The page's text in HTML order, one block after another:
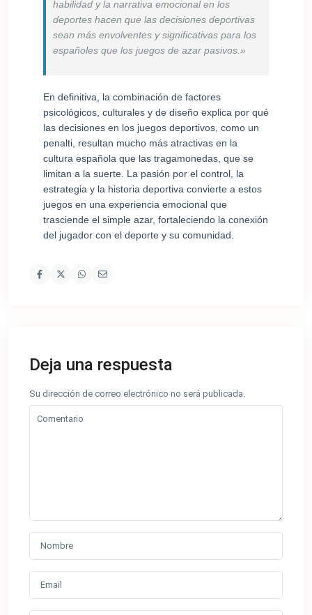
habilidad y la narrativa emocional en los
deportes hacen que las decisiones deportivas
sean más envolventes y significativas para los
españoles que los juegos de azar pasivos.»
En definitiva, la combinación de factores
psicológicos, culturales y de diseño explica por qué
las decisiones en los juegos deportivos, como un
penalti, resultan mucho más atractivas en la
cultura española que las tragamonedas, que se
limitan a la suerte. La pasión por el control, la
estrategia y la historia deportiva convierte a estos
juegos en una experiencia emocional que
trasciende el simple azar, fortaleciendo la conexión
del jugador con el deporte y su comunidad.
Deja una respuesta
Su dirección de correo electrónico no será publicada.